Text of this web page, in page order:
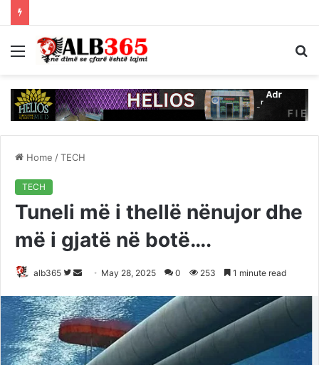
Menu
Home /TECH
TECH
Tuneli më i thellë nënujor dhe
më i gjatë në botë….
alb365
Follow
Twitter
Send
email
May 28, 2025 0 253 1 minute read